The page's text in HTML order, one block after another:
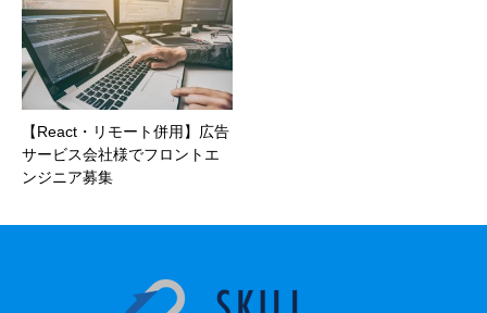
【React・リモート併用】広告
サービス会社様でフロントエ
ンジニア募集